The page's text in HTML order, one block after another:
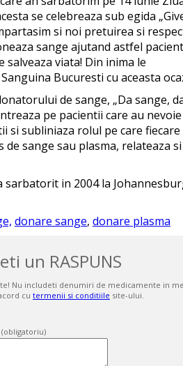
se celebreaza sub egida
si noi pretuirea si
sange ajutand astfel
salveaza viata! Din inima le
Bucuresti cu aceasta
de sange, „Da sange,
pe pacientii care au nevoie
subliniaza rolul pe care fiecare
sange sau plasma, relateaza si
in 2004 la
donare sange, donare plasma
un RASPUNS
Nu includeti denumiri de medicamente in
cu termenii si conditiile site-ului.